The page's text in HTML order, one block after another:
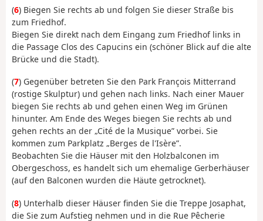
(6) Biegen Sie rechts ab und folgen Sie dieser Straße bis
zum Friedhof.
Biegen Sie direkt nach dem Eingang zum Friedhof links in
die Passage Clos des Capucins ein (schöner Blick auf die alte
Brücke und die Stadt).
(7) Gegenüber betreten Sie den Park François Mitterrand
(rostige Skulptur) und gehen nach links. Nach einer Mauer
biegen Sie rechts ab und gehen einen Weg im Grünen
hinunter. Am Ende des Weges biegen Sie rechts ab und
gehen rechts an der „Cité de la Musique” vorbei. Sie
kommen zum Parkplatz „Berges de l'Isère”.
Beobachten Sie die Häuser mit den Holzbalconen im
Obergeschoss, es handelt sich um ehemalige Gerberhäuser
(auf den Balconen wurden die Häute getrocknet).
(8) Unterhalb dieser Häuser finden Sie die Treppe Josaphat,
die Sie zum Aufstieg nehmen und in die Rue Pêcherie